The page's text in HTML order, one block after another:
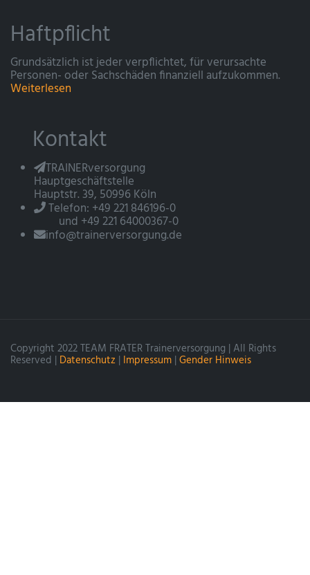
Haftpflicht
Grundsätzlich ist jeder verpflichtet, für verursachte
Personen- oder Sachschäden finanziell aufzukommen.
Weiterlesen
Kontakt
TRAINERversorgung
Hauptgeschäftstelle
Hauptstr. 39, 50996 Köln
Telefon: +49 221 846196-0
und +49 221 64000367-0
info@trainerversorgung.de
Copyright 2022 TEAM FRATER Trainerversorgung | All Rights
Reserved | Datenschutz | Impressum | Gender Hinweis